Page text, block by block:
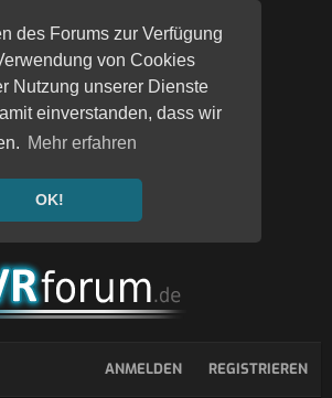
des Forums zur Verfügung
von Cookies
Nutzung unserer Dienste
einverstanden, dass wir
Mehr erfahren
OK!
ANMELDEN REGISTRIEREN